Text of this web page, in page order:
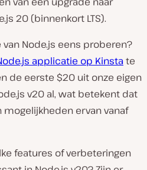
20 (binnenkort LTS).
Node.js eens proberen?
applicatie op Kinstate
de eerste $20 uit onze eigen
v20 al, wat betekent dat
ervan vanaf
features of verbeteringen